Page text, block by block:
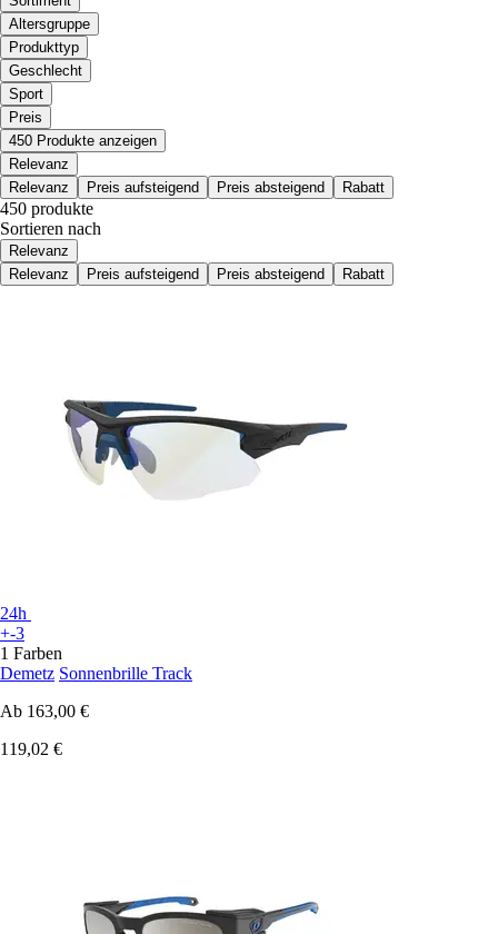
Altersgruppe
Produkttyp
Geschlecht
Sport
Preis
450 Produkte anzeigen
Relevanz
Relevanz
Preis aufsteigend Preis absteigend Rabatt
450 produkte
Sortieren nach
Relevanz
Relevanz
Preis aufsteigend Preis absteigend Rabatt
24h
+-3
1 Farben
Demetz Sonnenbrille Track
Ab 163,00 €
119,02 €